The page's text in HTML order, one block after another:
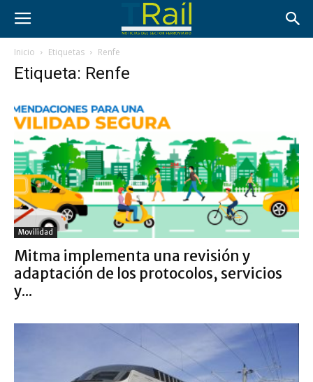
Inicio Etiquetas Renfe
Etiqueta: Renfe
Movilidad
Mitma implementa una revisión y
adaptación de los protocolos, servicios
y...